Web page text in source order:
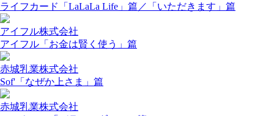
ライフカード「LaLaLa Life」篇／「いただきます」篇
アイフル株式会社
アイフル「お金は賢く使う」篇
赤城乳業株式会社
Sof'「なぜか上さま」篇
赤城乳業株式会社